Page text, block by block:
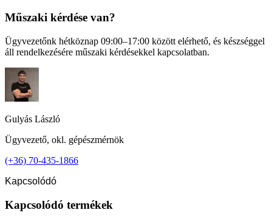
Műszaki kérdése van?
Ügyvezetőnk hétköznap 09:00–17:00 között elérhető, és készséggel
áll rendelkezésére műszaki kérdésekkel kapcsolatban.
Gulyás László
Ügyvezető, okl. gépészmérnök
(+36) 70-435-1866
Kapcsolódó
Kapcsolódó termékek